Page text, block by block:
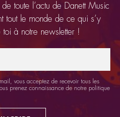
de toute l’actu de Danett Music
tout le monde de ce qui s’y
à notre newsletter !
vous acceptez de recevoir tous les
prenez connaissance de notre politique